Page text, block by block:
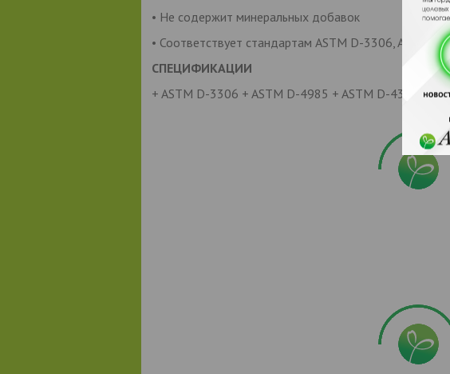
• Не содержит минеральных добавок
• Соответствует стандартам ASTM D-3306, ASTM
СПЕЦИФИКАЦИИ
+ ASTM D-3306 + ASTM D-4985 + ASTM D-4340 +